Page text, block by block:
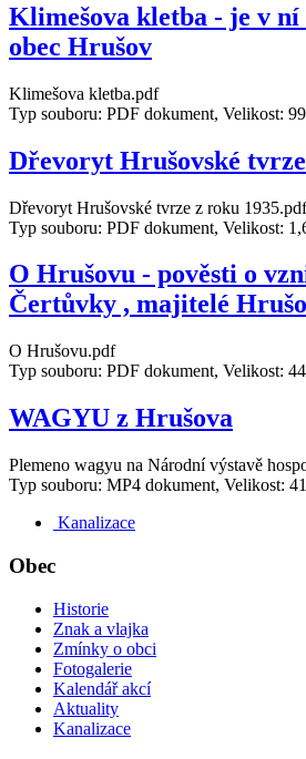
Klimešova kletba - je v ní
obec Hrušov
Klimešova kletba.pdf
Typ souboru: PDF dokument, Velikost:
Dřevoryt Hrušovské
Dřevoryt Hrušovské tvrze z roku 1935.pdf
Typ souboru: PDF dokument, Velikost:
O Hrušovu - pověsti o
Čertůvky , majitelé
O Hrušovu.pdf
Typ souboru: PDF dokument, Velikost:
WAGYU z Hrušova
Plemeno wagyu na Národní výstavě
Typ souboru: MP4 dokument, Velikost:
Kanalizace
Obec
Historie
Znak a vlajka
Zmínky o obci
Fotogalerie
Kalendář akcí
Aktuality
Kanalizace